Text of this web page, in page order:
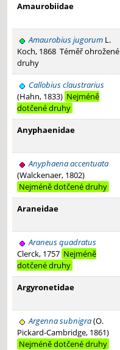
Amaurobiidae
Amaurobius jugorum L.
Koch, 1868 Téměř ohrožené
druhy
Callobius claustrarius
(Hahn, 1833) Nejméně
dotčené druhy
Anyphaenidae
Anyphaena accentuata
(Walckenaer, 1802)
Nejméně dotčené druhy
Araneidae
Araneus quadratus
Clerck, 1757 Nejméně
dotčené druhy
Argyronetidae
Argenna subnigra(O.
Pickard-Cambridge, 1861)
Nejméně dotčené druhy